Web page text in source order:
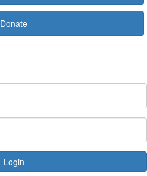
Donate
Login